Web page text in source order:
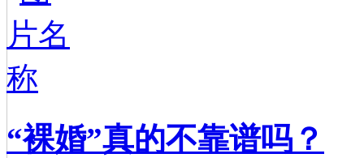
“裸婚”真的不靠谱吗？